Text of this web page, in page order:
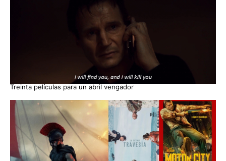
Treinta películas para un abril vengador